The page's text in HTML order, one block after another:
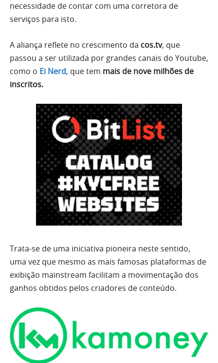
necessidade de contar com uma corretora de
serviços para isto.
A aliança reflete no crescimento da cos.tv, que
passou a ser utilizada por grandes canais do Youtube,
como o Ei Nerd, que tem mais de nove milhões de
inscritos.
Trata-se de uma iniciativa pioneira neste sentido,
uma vez que mesmo as mais famosas plataformas de
exibição mainstream facilitam a movimentação dos
ganhos obtidos pelos criadores de conteúdo.